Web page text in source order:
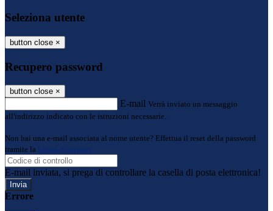
Seleziona utente
button close ×
Recupero password
button close ×
E-mail Verrà inviato un messaggio
all'indirizzo indicato con le istruzioni necessarie.
Non hai una e-mail associata al nome utente? Effettua il reset della password
tramite la
Login Spaggiari
E-mail inviata, si prega di controllare la casella di posta elettronica!
Errore